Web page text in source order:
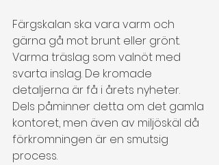
Färgskalan ska vara varm och
gärna gå mot brunt eller grönt.
Varma träslag som valnöt med
svarta inslag. De kromade
detaljerna är få i årets nyheter.
Dels påminner detta om det gamla
kontoret, men även av miljöskäl då
förkromningen är en smutsig
process.